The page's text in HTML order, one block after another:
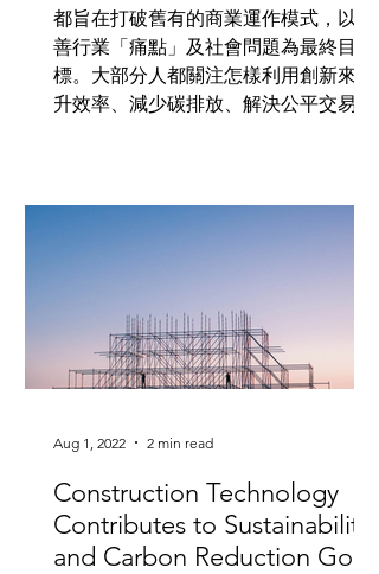
都旨在打破舊有的商業運作模式，以改
善行業「痛點」及社會問題為最終目
標。大部分人都關注怎樣利用創新來提
升效率、減少碳排放、解決公平交易等
Construction Technology
Contributes to Sustainability
and Carbon Reduction Goals
Aug 1, 2022 2 min read